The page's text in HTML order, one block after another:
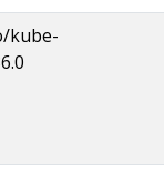
kube-